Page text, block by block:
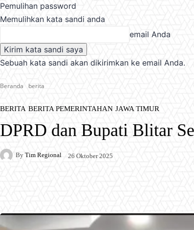
Pemulihan password
Memulihkan kata sandi anda
email Anda
Sebuah kata sandi akan dikirimkan ke email Anda.
Beranda berita
BERITA BERITA PEMERINTAHAN JAWA TIMUR
DPRD dan Bupati Blitar
By Tim Regional 26 Oktober 2025